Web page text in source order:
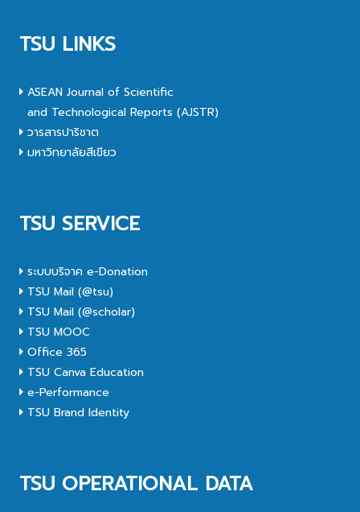
TSU LINKS
ASEAN Journal of Scientific
and Technological Reports (AJSTR)
วารสารปาริชาต
มหาวิทยาลัยสีเขียว
TSU SERVICE
ระบบบริจาค e-Donation
TSU Mail (@tsu)
TSU Mail (@scholar)
TSU MOOC
Office 365
TSU Canva Education
e-Performance
TSU Brand Identity
TSU OPERATIONAL DATA